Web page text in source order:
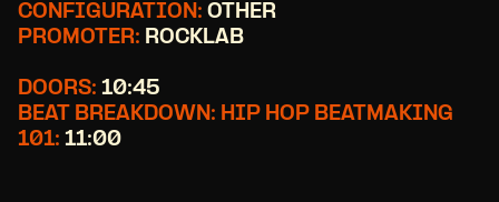
CONFIGURATION: OTHER
PROMOTER: ROCKLAB
DOORS: 10:45
BEAT BREAKDOWN: HIP HOP BEATMAKING
101: 11:00